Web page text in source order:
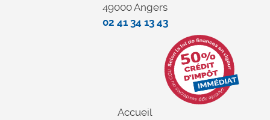
49000 Angers
02 41 34 13 43
Accueil